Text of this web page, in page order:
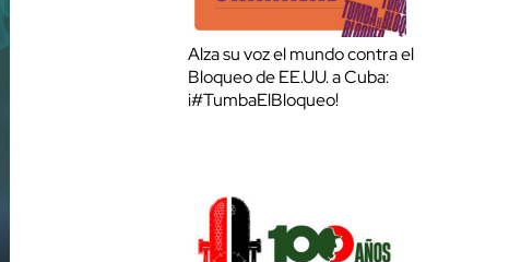
Alza su voz el mundo contra el
Bloqueo de EE.UU. a Cuba:
¡#TumbaElBloqueo!